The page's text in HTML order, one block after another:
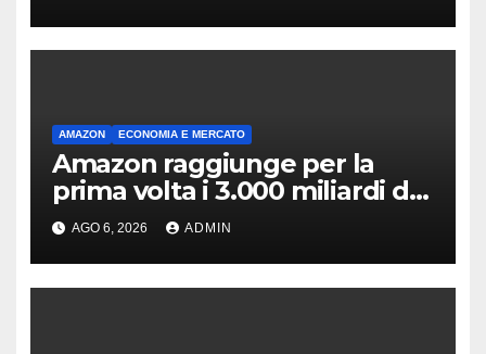
AMAZON ECONOMIA E MERCATO
Amazon raggiunge per la
prima volta i 3.000 miliardi di
capitalizzazione
AGO 6, 2026 ADMIN